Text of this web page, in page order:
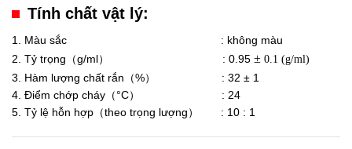
Tính chất vật lý:
1. Màu sắc : không màu
2. Tỷ trọng（g/ml） : 0.95 ± 0.1 (g/ml)
3. Hàm lượng chất rắn（%） : 32 ± 1
4. Điểm chớp cháy（°C） : 24
5. Tỷ lệ hỗn hợp（theo trọng lượng） : 10 : 1